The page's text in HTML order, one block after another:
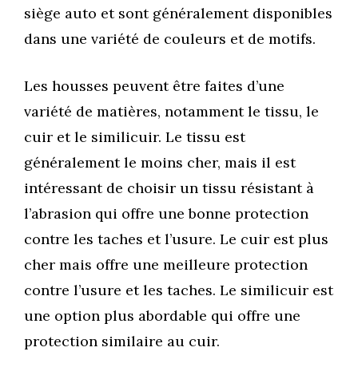
siège auto et sont généralement disponibles
dans une variété de couleurs et de motifs.
Les housses peuvent être faites d’une
variété de matières, notamment le tissu, le
cuir et le similicuir. Le tissu est
généralement le moins cher, mais il est
intéressant de choisir un tissu résistant à
l’abrasion qui offre une bonne protection
contre les taches et l’usure. Le cuir est plus
cher mais offre une meilleure protection
contre l’usure et les taches. Le similicuir est
une option plus abordable qui offre une
protection similaire au cuir.